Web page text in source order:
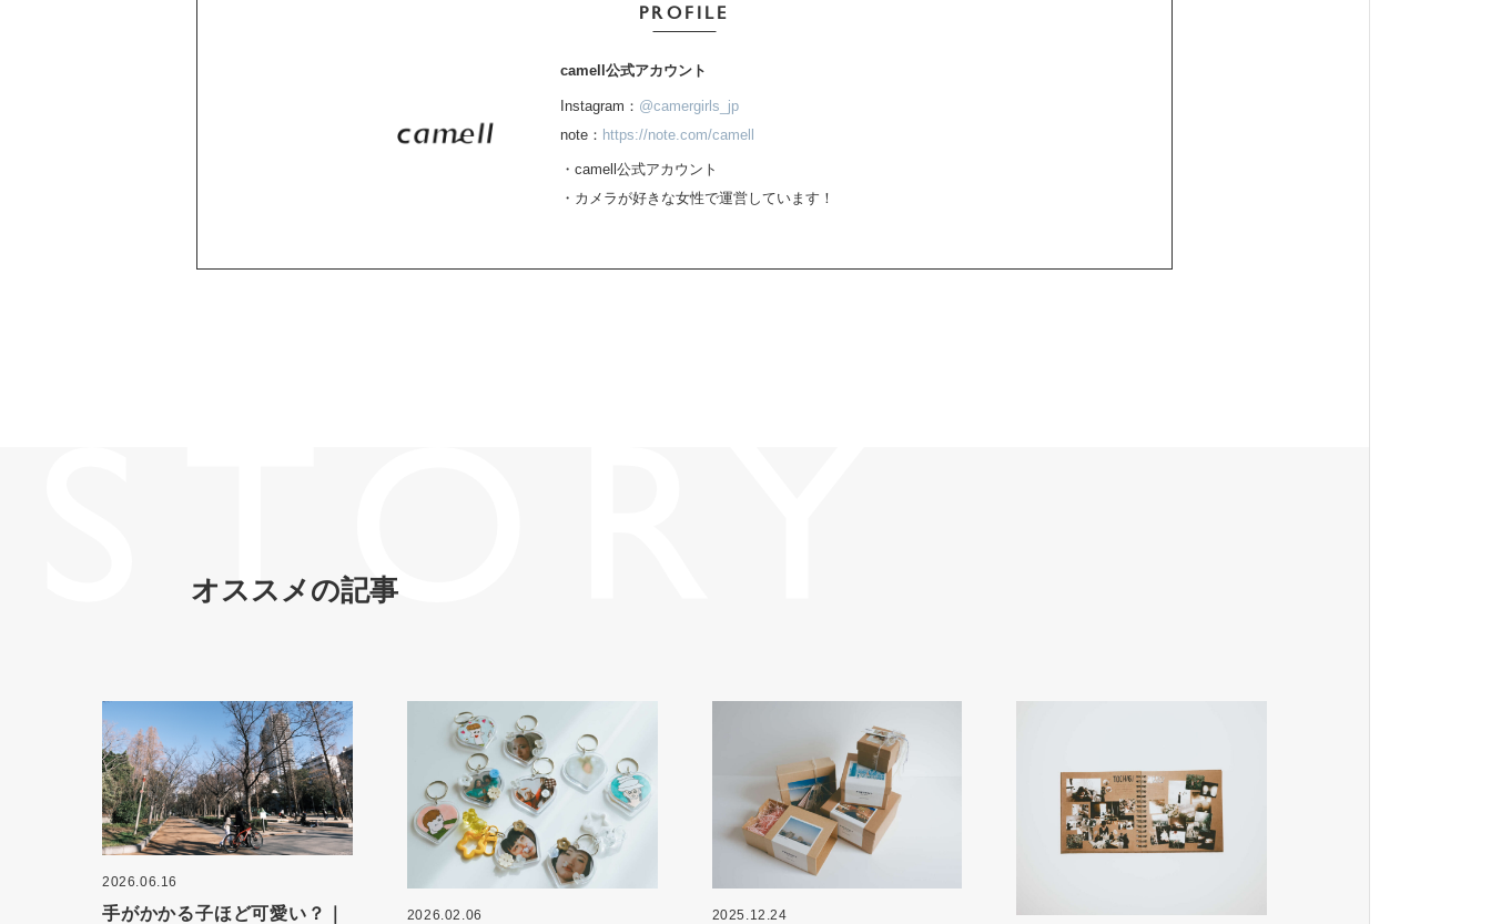
PROFILE
camell公式アカウント
Instagram： @camergirls_jp
note： https://note.com/camell
・camell公式アカウント
・カメラが好きな女性で運営しています！
オススメの記事
2026.06.16
手がかかる子ほど可愛い？｜
2026.02.06 2025.12.24